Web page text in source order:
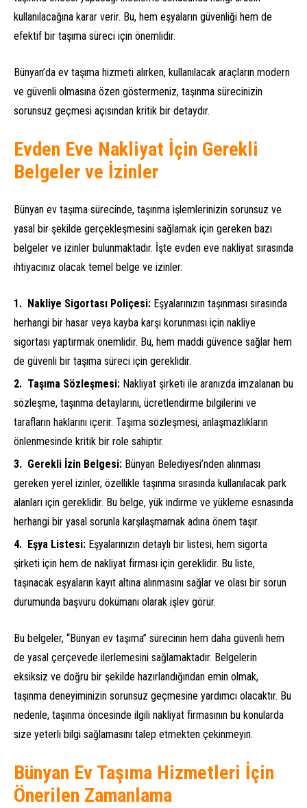
kullanılacağına karar verir. Bu, hem eşyaların güvenliği hem de
efektif bir taşıma süreci için önemlidir.
Bünyan’da ev taşıma hizmeti alırken, kullanılacak araçların modern
ve güvenli olmasına özen göstermeniz, taşınma sürecinizin
sorunsuz geçmesi açısından kritik bir detaydır.
Evden Eve Nakliyat İçin Gerekli
Belgeler ve İzinler
Bünyan ev taşıma sürecinde, taşınma işlemlerinizin sorunsuz ve
yasal bir şekilde gerçekleşmesini sağlamak için gereken bazı
belgeler ve izinler bulunmaktadır. İşte evden eve nakliyat sırasında
ihtiyacınız olacak temel belge ve izinler:
Nakliye Sigortası Poliçesi: Eşyalarınızın taşınması sırasında
herhangi bir hasar veya kayba karşı korunması için nakliye
sigortası yaptırmak önemlidir. Bu, hem maddi güvence sağlar hem
de güvenli bir taşıma süreci için gereklidir.
Taşıma Sözleşmesi: Nakliyat şirketi ile aranızda imzalanan bu
sözleşme, taşınma detaylarını, ücretlendirme bilgilerini ve
tarafların haklarını içerir. Taşıma sözleşmesi, anlaşmazlıkların
önlenmesinde kritik bir role sahiptir.
Gerekli İzin Belgesi: Bünyan Belediyesi’nden alınması
gereken yerel izinler, özellikle taşınma sırasında kullanılacak park
alanları için gereklidir. Bu belge, yük indirme ve yükleme esnasında
herhangi bir yasal sorunla karşılaşmamak adına önem taşır.
Eşya Listesi: Eşyalarınızın detaylı bir listesi, hem sigorta
şirketi için hem de nakliyat firması için gereklidir. Bu liste,
taşınacak eşyaların kayıt altına alınmasını sağlar ve olası bir sorun
durumunda başvuru dokümanı olarak işlev görür.
Bu belgeler, “Bünyan ev taşıma” sürecinin hem daha güvenli hem
de yasal çerçevede ilerlemesini sağlamaktadır. Belgelerin
eksiksiz ve doğru bir şekilde hazırlandığından emin olmak,
taşınma deneyiminizin sorunsuz geçmesine yardımcı olacaktır. Bu
nedenle, taşınma öncesinde ilgili nakliyat firmasının bu konularda
size yeterli bilgi sağlamasını talep etmekten çekinmeyin.
Bünyan Ev Taşıma Hizmetleri İçin
Önerilen Zamanlama